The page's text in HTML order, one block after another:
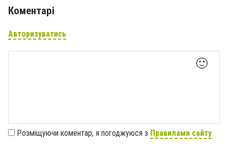
Коментарі
Авторизуватись
🙂
Розміщуючи коментар, я погоджуюся з Правилами сайту